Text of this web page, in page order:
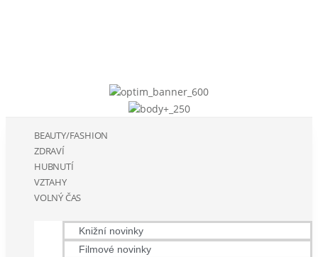
BEAUTY/FASHION
ZDRAVÍ
HUBNUTÍ
VZTAHY
VOLNÝ ČAS
Knižní novinky
Filmové novinky